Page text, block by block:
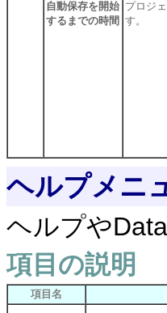
自動保存を開始
するまでの時間
プロジ
す。
ヘルプメニ
ヘルプや
項目の説明
項目名